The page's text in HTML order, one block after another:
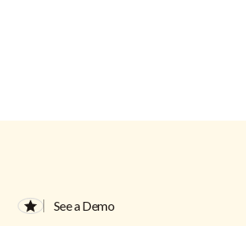
See a Demo